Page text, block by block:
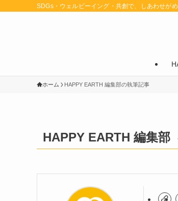
SDGs・ウェルビーイング・共創で、しあわせが
ホーム HAPPY EARTH 編集部の執筆記事
HAPPY EARTH 編集部